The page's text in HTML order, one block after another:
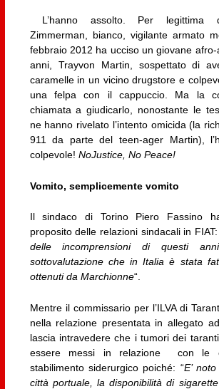
L’hanno assolto. Per legittima
Zimmerman, bianco, vigilante armato
febbraio 2012 ha ucciso un giovane
anni, Trayvon Martin, sospettato di
caramelle in un vicino drugstore e
una felpa con il cappuccio. Ma la
chiamata a giudicarlo, nonostante le
ne hanno rivelato l’intento omicida (la
911 da parte del teen-ager Martin),
colpevole! NoJustice, No Peace!
Vomito, semplicemente vomito
Il sindaco di Torino Piero Fassino
proposito delle relazioni sindacali in FIAT:
delle incomprensioni di questi
sottovalutazione che in Italia è stata
ottenuti da Marchionne“.
Mentre il commissario per l’ILVA di
nella relazione presentata in allegato
lascia intravedere che i tumori dei
essere messi in relazione con le
stabilimento siderurgico poiché: “E’
città portuale, la disponibilità di